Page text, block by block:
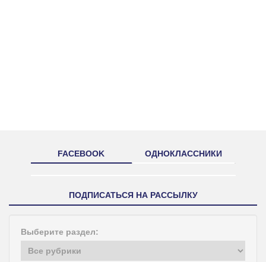
FACEBOOK ОДНОКЛАССНИКИ
ПОДПИСАТЬСЯ НА РАССЫЛКУ
Выберите раздел: